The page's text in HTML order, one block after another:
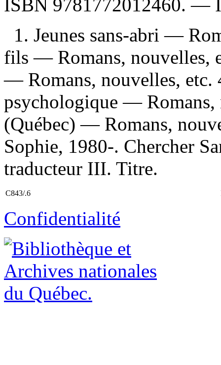
ISBN 9781772012460. —
1. Jeunes sans-abri —
fils — Romans, nouvelles,
— Romans, nouvelles,
psychologique — Romans,
(Québec) — Romans,
Sophie, 1980-. Chercher
traducteur III. Titre.
C843/.6
Confidentialité